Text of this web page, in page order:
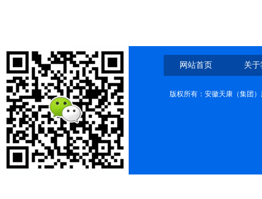
网站首页 关
版权所有：安徽天康（集团